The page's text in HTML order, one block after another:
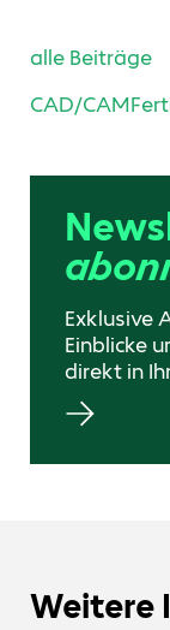
alle Beiträge
CAD/CAM
Exklusive
Einblicke
direkt in
Weitere